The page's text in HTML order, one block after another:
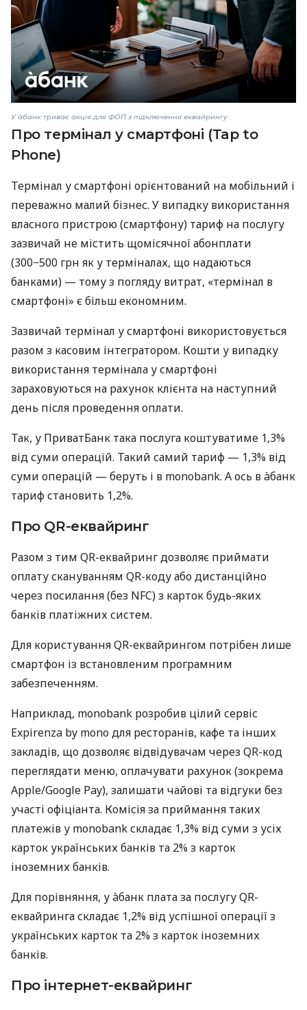
У àбанк триває акція для ФОП з підключення еквайрингу
Про термінал у смартфоні (Tap to
Phone)
Термінал у смартфоні орієнтований на мобільний і
переважно малий бізнес. У випадку використання
власного пристрою (смартфону) тариф на послугу
зазвичай не містить щомісячної абонплати
(300−500 грн як у терміналах, що надаються
банками) — тому з погляду витрат, «термінал в
смартфоні» є більш економним.
Зазвичай термінал у смартфоні використовується
разом з касовим інтегратором. Кошти у випадку
використання термінала у смартфоні
зараховуються на рахунок клієнта на наступний
день після проведення оплати.
Так, у ПриватБанк така послуга коштуватиме 1,3%
від суми операцій. Такий самий тариф — 1,3% від
суми операцій — беруть і в monobank. А ось в àбанк
тариф становить 1,2%.
Про QR-еквайринг
Разом з тим QR-еквайринг дозволяє приймати
оплату скануванням QR-коду або дистанційно
через посилання (без NFC) з карток будь-яких
банків платіжних систем.
Для користування QR-еквайрингом потрібен лише
смартфон із встановленим програмним
забезпеченням.
Наприклад, monobank розробив цілий сервіс
Expirenza by mono для ресторанів, кафе та інших
закладів, що дозволяє відвідувачам через QR-код
переглядати меню, оплачувати рахунок (зокрема
Apple/Google Pay), залишати чайові та відгуки без
участі офіціанта. Комісія за приймання таких
платежів у monobank складає 1,3% від суми з усіх
карток українських банків та 2% з карток
іноземних банків.
Для порівняння, у àбанк плата за послугу QR-
еквайринга складає 1,2% від успішної операції з
українських карток та 2% з карток іноземних
банків.
Про інтернет-еквайринг